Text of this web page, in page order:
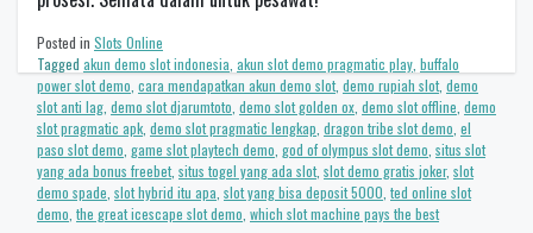
Posted in Slots Online
Tagged akun demo slot indonesia akun slot demo pragmatic play buffalo
power slot demo cara mendapatkan akun demo slot, demo rupiah slot, demo
slot anti lag demo slot djarumtoto demo slot golden ox demo slot offline demo
slot pragmatic apk demo slot pragmatic lengkap dragon tribe slot demo el
paso slot demo game slot playtech demo god of olympus slot demo situs slot
yang ada bonus freebet, situs togel yang ada slot, slot demo gratis joker, slot
demo spade slot hybrid itu apa slot yang bisa deposit 5000 ted online slot
demo the great icescape slot demo which slot machine pays the best